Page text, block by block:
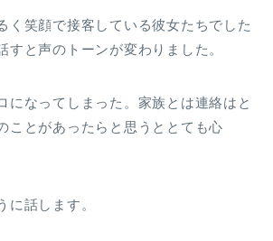
く笑顔で接客している彼女たちでした
すと声のトーンが変わりました。
になってしまった。家族とは連絡はと
ことがあったらと思うととても心
に話します。